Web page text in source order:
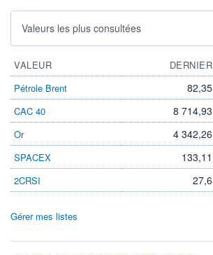
Valeurs les plus consultées
VALEUR DERNIER
Pétrole Brent
82,35
CAC 40 8 714,93
Or 4 342,26
SPACEX 133,11
2CRSI 27,6
Gérer mes listes